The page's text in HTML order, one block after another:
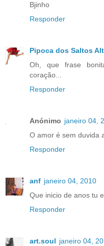
Bjinho
Responder
Pipoca dos Saltos
Oh, que frase
coração...
Responder
Anónimo janeiro 04,
O amor é sem duvida
Responder
anf janeiro 04, 2010
Que inicio de anos tu
Responder
art.soul janeiro 04,